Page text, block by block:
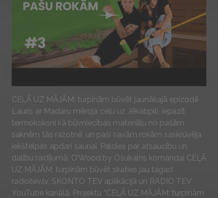
Play
CEĻĀ UZ MĀJĀM: turpinām būvēt jaunākajā epizodē
Lauris ar Madaru mēroja ceļu uz Jēkabpili, iepazīt
termokoksni kā būvniecības materiālu no pašām
saknēm tās ražotnē, un paši savām rokām saskrūvēja
iekštelpas apdari saunai. Paldies par atsaucību un
dalību raidījumā: O’Wood by Ošukalns komandai CEĻĀ
UZ MĀJĀM: turpinām būvēt skaties jau tagad
radiotev.lv, SKONTO TEV aplikācijā un RADIO TEV
YouTube kanālā. Projektu “CEĻĀ UZ MĀJĀM: turpinām